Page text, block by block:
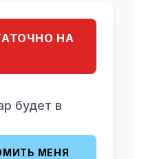
НА
будет в
МЕНЯ